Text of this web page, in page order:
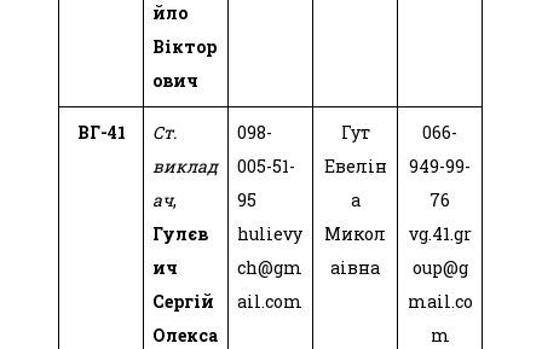
йло
Віктор
ович
ВГ-41
Ст.
виклад
ач,
Гулєв
ич
Сергій
Олекса
098-
005-51-
95
hulievy
ch@gm
ail.com
Гут
Евелін
а
Микол
аівна
066-
949-99-
76
vg.41.gr
oup@g
mail.co
m